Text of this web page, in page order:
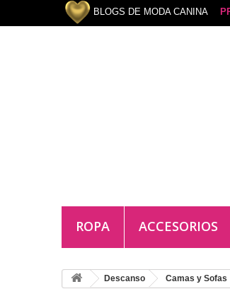
BLOGS DE MODA CANINA
ROPA ACCESORIOS
Descanso Camas y Sofas